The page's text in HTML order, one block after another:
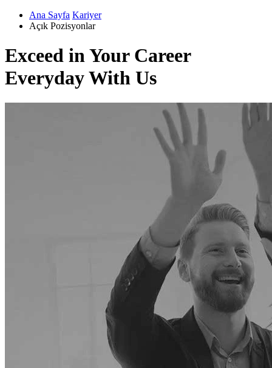
Ana Sayfa Kariyer
Açık Pozisyonlar
Exceed inYour Career
Everyday With Us